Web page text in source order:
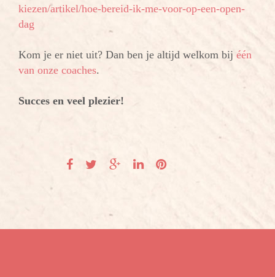
kiezen/artikel/hoe-bereid-ik-me-voor-op-een-open-
dag
Kom je er niet uit? Dan ben je altijd welkom bij één
van onze coaches.
Succes en veel plezier!